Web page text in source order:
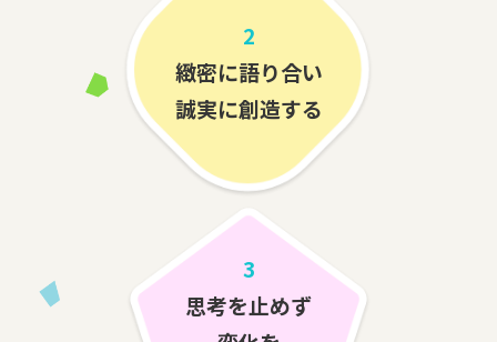
2
緻密に語り合い
誠実に創造する
3
思考を止めず